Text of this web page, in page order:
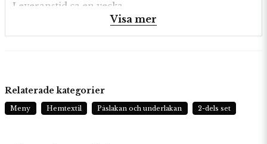
Leveranstid ca en vecka.
Visa mer
Relaterade kategorier
Meny Hemtextil Påslakan och underlakan 2-dels set